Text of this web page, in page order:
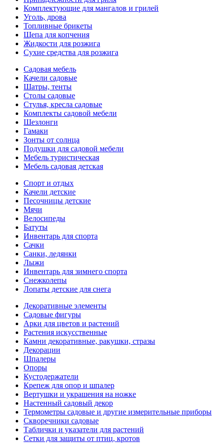
Комплектующие для мангалов и грилей
Уголь, дрова
Топливные брикеты
Щепа для копчения
Жидкости для розжига
Сухие средства для розжига
Садовая мебель
Качели садовые
Шатры, тенты
Столы садовые
Стулья, кресла садовые
Комплекты садовой мебели
Шезлонги
Гамаки
Зонты от солнца
Подушки для садовой мебели
Мебель туристическая
Мебель садовая детская
Спорт и отдых
Качели детские
Песочницы детские
Мячи
Велосипеды
Батуты
Инвентарь для спорта
Сачки
Санки, ледянки
Лыжи
Инвентарь для зимнего спорта
Снежколепы
Лопаты детские для снега
Декоративные элементы
Садовые фигуры
Арки для цветов и растений
Растения искусственные
Камни декоративные, ракушки, стразы
Декорации
Шпалеры
Опоры
Кустодержатели
Крепеж для опор и шпалер
Вертушки и украшения на ножке
Настенный садовый декор
Термометры садовые и другие измерительные приборы
Скворечники садовые
Таблички и указатели для растений
Сетки для защиты от птиц, кротов